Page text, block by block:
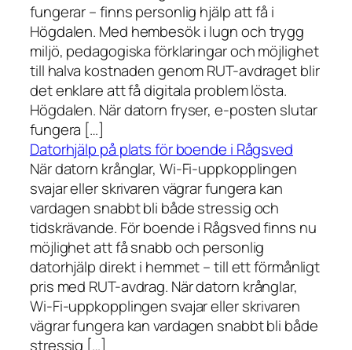
fungerar – finns personlig hjälp att få i
Högdalen. Med hembesök i lugn och trygg
miljö, pedagogiska förklaringar och möjlighet
till halva kostnaden genom RUT-avdraget blir
det enklare att få digitala problem lösta.
Högdalen. När datorn fryser, e-posten slutar
fungera […]
Datorhjälp på plats för boende i Rågsved
När datorn krånglar, Wi-Fi-uppkopplingen
svajar eller skrivaren vägrar fungera kan
vardagen snabbt bli både stressig och
tidskrävande. För boende i Rågsved finns nu
möjlighet att få snabb och personlig
datorhjälp direkt i hemmet – till ett förmånligt
pris med RUT-avdrag. När datorn krånglar,
Wi-Fi-uppkopplingen svajar eller skrivaren
vägrar fungera kan vardagen snabbt bli både
stressig […]